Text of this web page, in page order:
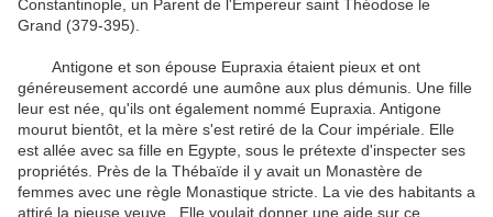
Constantinople, un Parent de l'Empereur saint Théodose le
Grand (379-395).
Antigone et son épouse Eupraxia étaient pieux et ont
généreusement accordé une aumône aux plus démunis. Une fille
leur est née, qu'ils ont également nommé Eupraxia. Antigone
mourut bientôt, et la mère s'est retiré de la Cour impériale. Elle
est allée avec sa fille en Egypte, sous le prétexte d'inspecter ses
propriétés. Près de la Thébaïde il y avait un Monastère de
femmes avec une règle Monastique stricte. La vie des habitants a
attiré la pieuse veuve .
Elle voulait donner une aide sur ce